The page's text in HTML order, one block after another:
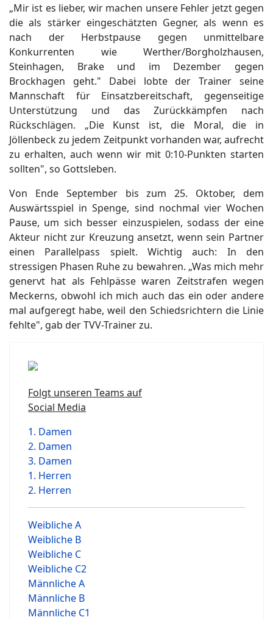
„Mir ist es lieber, wir machen unsere Fehler jetzt gegen
die als stärker eingeschätzten Gegner, als wenn es
nach der Herbstpause gegen unmittelbare
Konkurrenten wie Werther/Borgholzhausen,
Steinhagen, Brake und im Dezember gegen
Brockhagen geht." Dabei lobte der Trainer seine
Mannschaft für Einsatzbereitschaft, gegenseitige
Unterstützung und das Zurückkämpfen nach
Rückschlägen. „Die Kunst ist, die Moral, die in
Jöllenbeck zu jedem Zeitpunkt vorhanden war, aufrecht
zu erhalten, auch wenn wir mit 0:10-Punkten starten
sollten", so Gottsleben.
Von Ende September bis zum 25. Oktober, dem
Auswärtsspiel in Spenge, sind nochmal vier Wochen
Pause, um sich besser einzuspielen, sodass der eine
Akteur nicht zur Kreuzung ansetzt, wenn sein Partner
einen Parallelpass spielt. Wichtig auch: In den
stressigen Phasen Ruhe zu bewahren. „Was mich mehr
genervt hat als Fehlpässe waren Zeitstrafen wegen
Meckerns, obwohl ich mich auch das ein oder andere
mal aufgeregt habe, weil den Schiedsrichtern die Linie
fehlte", gab der TVV-Trainer zu.
Folgt unseren Teams auf
Social Media
1. Damen
2. Damen
3. Damen
1. Herren
2. Herren
Weibliche A
Weibliche B
Weibliche C
Weibliche C2
Männliche A
Männliche B
Männliche C1